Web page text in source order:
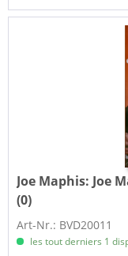
Joe Maphis: Joe
(0)
Art-Nr.: BVD20011
les tout derniers 1